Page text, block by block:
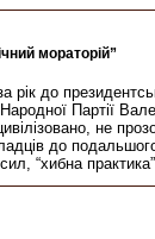
мораторій”
рік до
Партії
не
до
“хибна